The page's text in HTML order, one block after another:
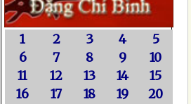
1 2 3 4
5
6
7 8 9
10
11
12 13 14
15
16
17 18 19
20